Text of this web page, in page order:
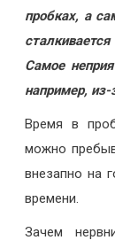
пробках, а
Самое
например, из-
Время в
можно
внезапно на
времени.
Зачем